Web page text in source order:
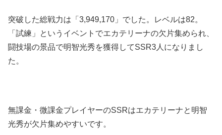
突破した総戦力は「3,949,170」でした。レベルは82。
「試練」というイベントでエカテリーナの欠片集められ、
闘技場の景品で明智光秀を獲得してSSR3人になりまし
た。
無課金・微課金プレイヤーのSSRはエカテリーナと明智
光秀が欠片集めやすいです。